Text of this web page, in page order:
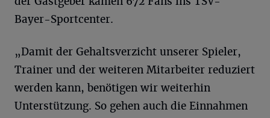
Bayer-Sportcenter.
„Damit der Gehaltsverzicht unserer Spieler,
Trainer und der weiteren Mitarbeiter reduziert
werden kann, benötigen wir weiterhin
Unterstützung. So gehen auch die Einnahmen